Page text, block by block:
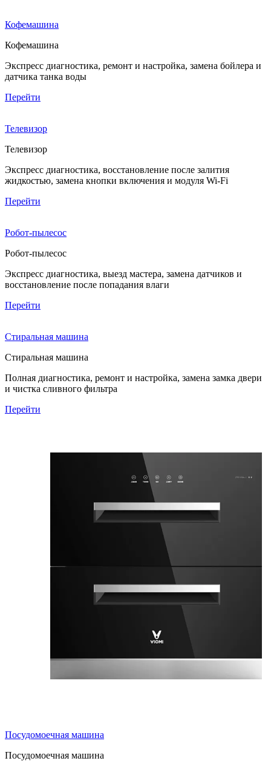
Кофемашина
Кофемашина
Экспресс диагностика, ремонт и настройка, замена бойлера и
датчика танка воды
Перейти
Телевизор
Телевизор
Экспресс диагностика, восстановление после залития
жидкостью, замена кнопки включения и модуля Wi-Fi
Перейти
Робот-пылесос
Робот-пылесос
Экспресс диагностика, выезд мастера, замена датчиков и
восстановление после попадания влаги
Перейти
Стиральная машина
Стиральная машина
Полная диагностика, ремонт и настройка, замена замка двери
и чистка сливного фильтра
Перейти
Посудомоечная машина
Посудомоечная машина